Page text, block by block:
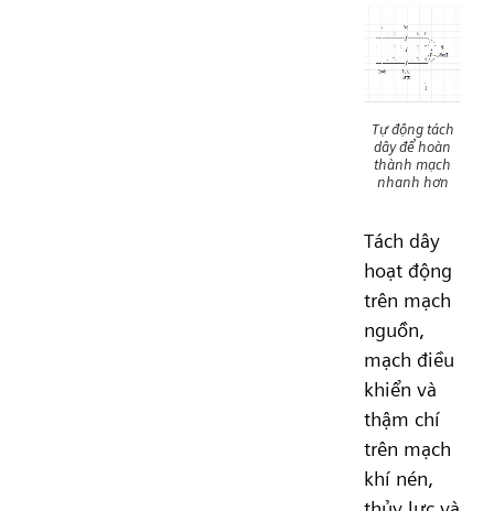
Tự động tách
dây để hoàn
thành mạch
nhanh hơn
Tách dây
hoạt động
trên mạch
nguồn,
mạch điều
khiển và
thậm chí
trên mạch
khí nén,